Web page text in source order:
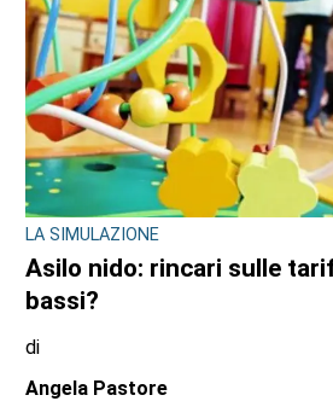
LA SIMULAZIONE
Asilo nido: rincari sulle
bassi?
di
Angela Pastore